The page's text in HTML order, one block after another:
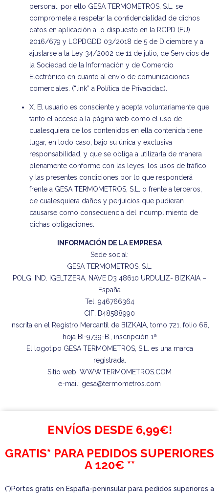
personal, por ello GESA TERMOMETROS, S.L. se
compromete a respetar la confidencialidad de dichos
datos en aplicación a lo dispuesto en la RGPD (EU)
2016/679 y LOPDGDD 03/2018 de 5 de Diciembre y a
ajustarse a la Ley 34/2002 de 11 de julio, de Servicios de
la Sociedad de la Información y de Comercio
Electrónico en cuanto al envío de comunicaciones
comerciales. (“link” a Política de Privacidad).
X. El usuario es consciente y acepta voluntariamente que
tanto el acceso a la página web como el uso de
cualesquiera de los contenidos en ella contenida tiene
lugar, en todo caso, bajo su única y exclusiva
responsabilidad, y que se obliga a utilizarla de manera
plenamente conforme con las leyes, los usos de tráfico
y las presentes condiciones por lo que responderá
frente a GESA TERMOMETROS, S.L. o frente a terceros,
de cualesquiera daños y perjuicios que pudieran
causarse como consecuencia del incumplimiento de
dichas obligaciones.
INFORMACIÓN DE LA EMPRESA
Sede social:
GESA TERMOMETROS, S.L.
POLG. IND. IGELTZERA, NAVE D3 48610 URDULIZ- BIZKAIA –
España
Tel. 946766364
CIF: B48588990
Inscrita en el Registro Mercantil de BIZKAIA, tomo 721, folio 68,
hoja BI-9739-B., inscripción 1ª
El logotipo GESA TERMOMETROS, S.L. es una marca
registrada.
Sitio web: WWW.TERMOMETROS.COM
e-mail: gesa@termometros.com
ENVÍOS DESDE 6,99€!
GRATIS* PARA PEDIDOS SUPERIORES
A 120€ **
(*)Portes gratis en España-peninsular para pedidos superiores a